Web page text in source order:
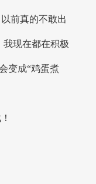
前真的不敢出
我现在都在积极
变成“鸡蛋煮